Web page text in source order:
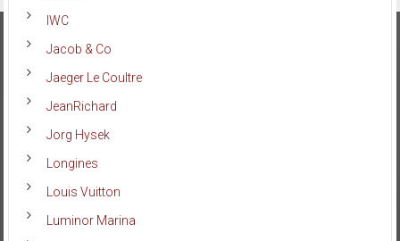
IWC
Jacob & Co
Jaeger Le Coultre
JeanRichard
Jorg Hysek
Longines
Louis Vuitton
Luminor Marina